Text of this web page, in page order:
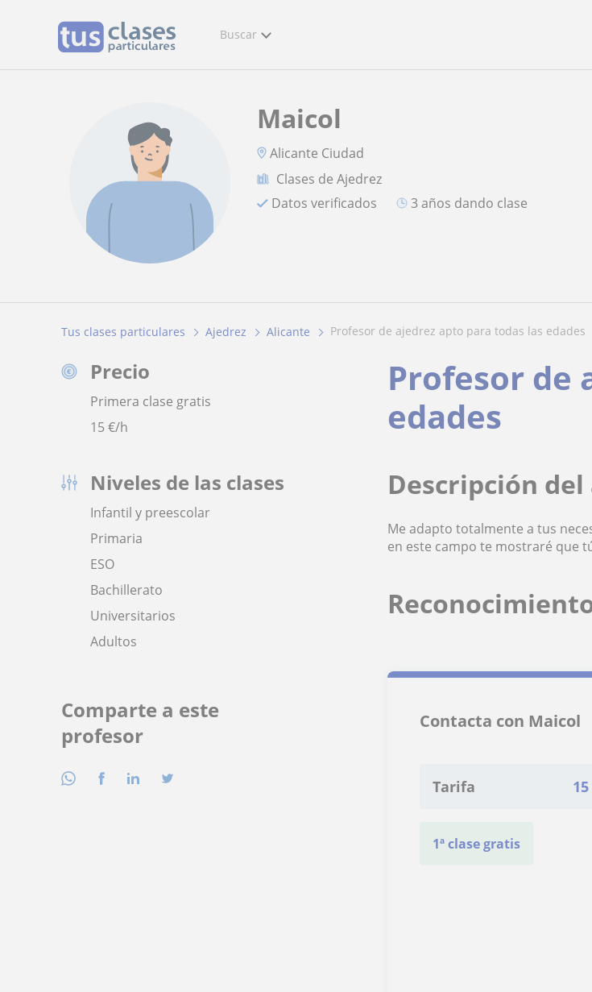
Buscar
Maicol
Alicante Ciudad
Clases de Ajedrez
Datos verificados
3 años dando clase
Tus clases particulares Ajedrez Alicante profesor de ajedrez apto para todas las edades
Precio
Primera clase gratis
15€/h
Niveles de las clases
Infantil y preescolar
Primaria
ESO
Bachillerato
Universitarios
Adultos
Comparte a este
profesor
Profesor de
edades
Descripción
Me adapto totalmente a tus
en este campo te mostraré que
Contacta con Maicol
Tarifa 15
1ª clase gratis